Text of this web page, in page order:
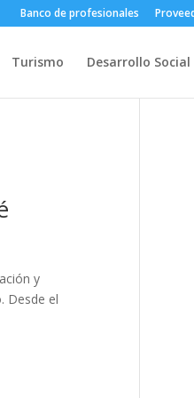
Banco de profesionales
Turismo Desarrollo Social
y
Desde el